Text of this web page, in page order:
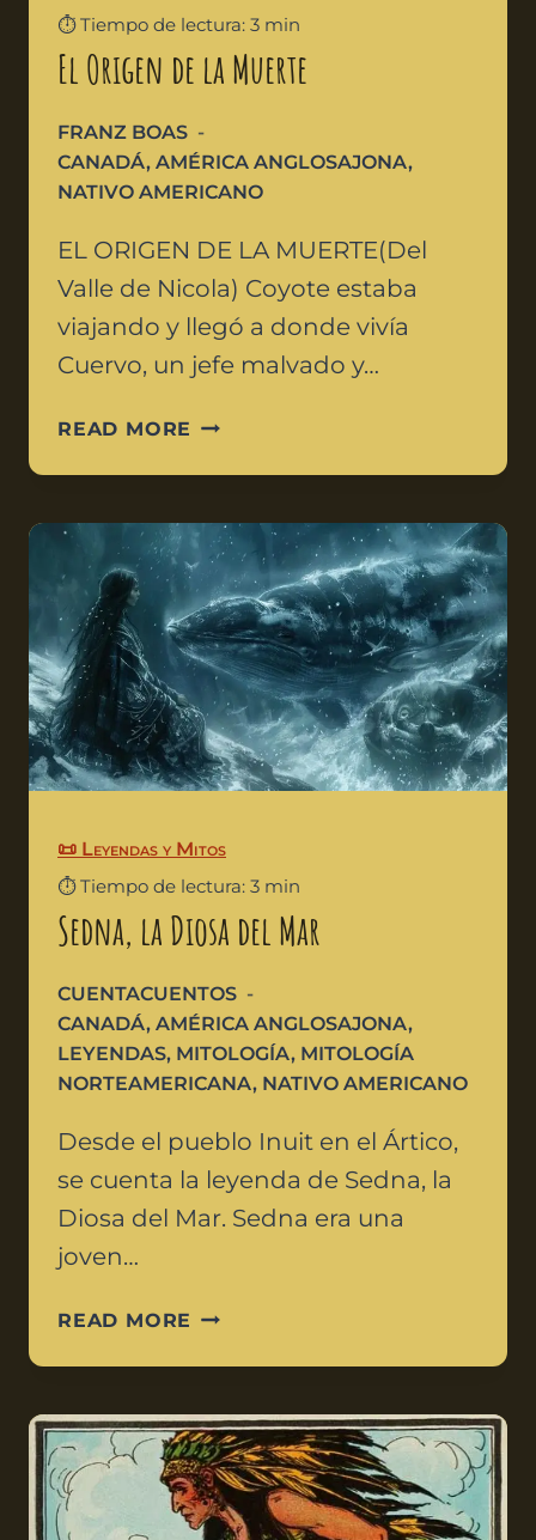
⏱️ Tiempo de lectura: 3 min
El Origen de la Muerte
FRANZ BOAS
CANADÁ, AMÉRICA ANGLOSAJONA,
NATIVO AMERICANO
EL ORIGEN DE LA MUERTE(Del
Valle de Nicola) Coyote estaba
viajando y llegó a donde vivía
Cuervo, un jefe malvado y…
READ MORE
📜 Leyendas y Mitos
⏱️ Tiempo de lectura: 3 min
Sedna, la Diosa del Mar
CUENTACUENTOS
CANADÁ, AMÉRICA ANGLOSAJONA,
LEYENDAS, MITOLOGÍA, MITOLOGÍA
NORTEAMERICANA, NATIVO AMERICANO
Desde el pueblo Inuit en el Ártico,
se cuenta la leyenda de Sedna, la
Diosa del Mar. Sedna era una
joven…
READ MORE